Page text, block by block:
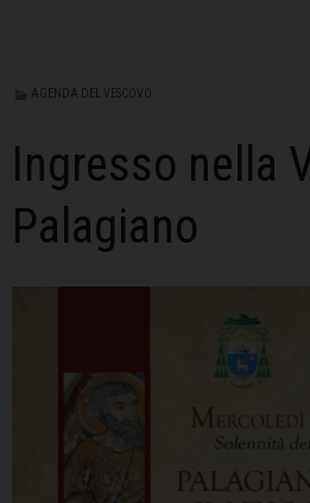
AGENDA DEL VESCOVO
Ingresso nella
Palagiano